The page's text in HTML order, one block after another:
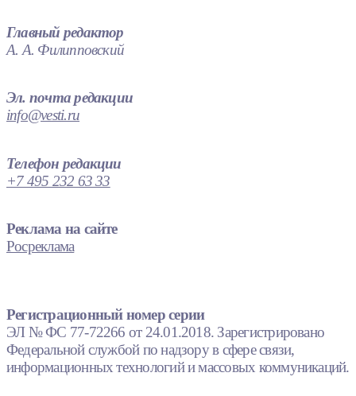
Главный редактор
А. А. Филипповский
Эл. почта редакции
info@vesti.ru
Телефон редакции
+7 495 232 63 33
Реклама на сайте
Росреклама
Регистрационный номер серии
ЭЛ № ФС 77-72266 от 24.01.2018. Зарегистрировано
Федеральной службой по надзору в сфере связи,
информационных технологий и массовых коммуникаций.